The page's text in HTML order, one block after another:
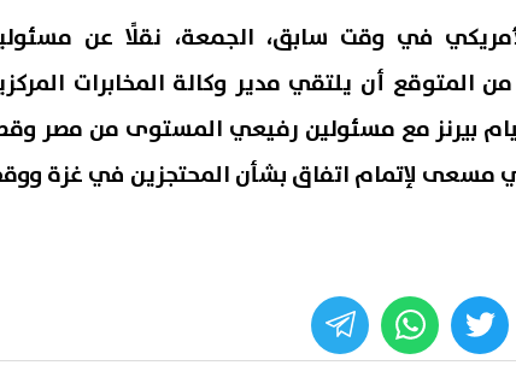
في وقت سابق، الجمعة، نقلًا عن
من المتوقع أن يلتقي مدير وكالة المخابرات
بيرنز مع مسئولين رفيعي المستوى من مصر
مسعى لإتمام اتفاق بشأن المحتجزين في غزة
twitter
whats
محمول مسجلة باسمك دون
كيف تتصرف؟ تنظيم الاتصالات
الإحساس بالحرارة